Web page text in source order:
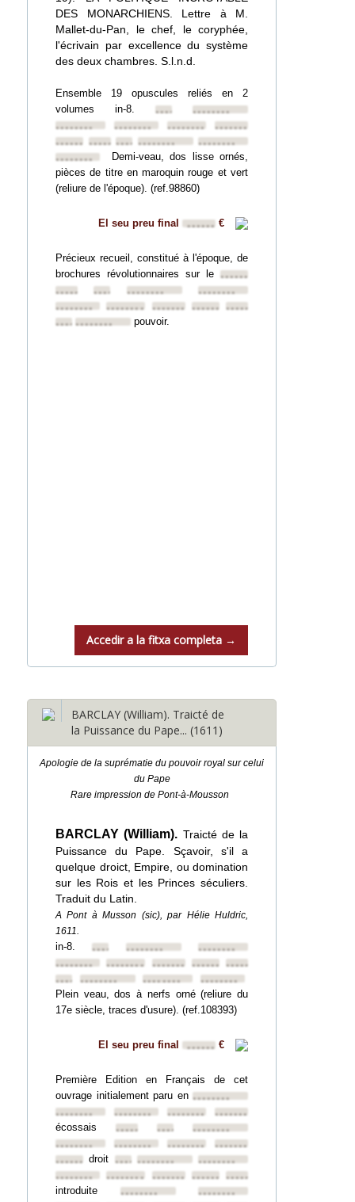
DES MONARCHIENS. Lettre à M.
Mallet-du-Pan, le chef, le coryphée,
l'écrivain par excellence du système
des deux chambres. S.l.n.d.
Ensemble 19 opuscules reliés en 2
volumes in-8. ••••••••••••••••
••••••••
•••••••• ••••••••
••••••••
••••••••••••••••••••••••••••••••
••••••••
••••••••
Demi-veau, dos lisse ornés,
pièces de titre en maroquin rouge et vert
(reliure de l'époque). (ref.98860)
El seu preu final •••••• €
Précieux recueil, constitué à l'époque, de
brochures révolutionnaires sur le ••••••••
••••••••••••••••••••••••
••••••••
••••••••
•••••••• •••••••• ••••••••••••••••
•••••••••••••••• pouvoir.
Accedir a la fitxa completa →
BARCLAY (William). Traicté de
la Puissance du Pape... (1611)
Apologie de la suprématie du pouvoir royal sur celui
du Pape
Rare impression de Pont-à-Mousson
BARCLAY (William). Traicté de la
Puissance du Pape. Sçavoir, s'il a
quelque droict, Empire, ou domination
sur les Rois et les Princes séculiers.
Traduit du Latin.
A Pont à Musson (sic), par Hélie Huldric,
1611.
in-8.••••••••••••••••
••••••••
••••••••
•••••••• •••••••• ••••••••••••••••
•••••••••••••••• ••••••••
••••••••
Plein veau, dos à nerfs orné (reliure du
17e siècle, traces d'usure). (ref.108393)
El seu preu final •••••• €
Première Edition en Français de cet
ouvrage initialement paru en ••••••••
••••••••
•••••••• ••••••••
••••••••
écossais •••••••• ••••••••••••••••
••••••••
•••••••• ••••••••
••••••••
••••••••droit ••••••••••••••••
••••••••
••••••••
•••••••• •••••••• ••••••••••••••••
introduite ••••••••
••••••••